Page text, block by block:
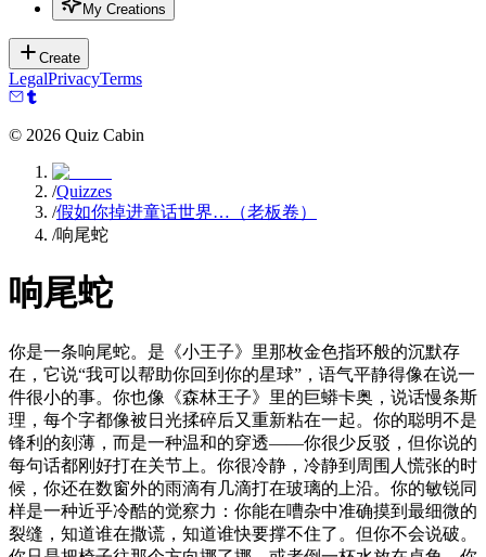
My Creations
Create
LegalPrivacyTerms
© 2026 Quiz Cabin
/Quizzes
/假如你掉进童话世界…（老板卷）
/响尾蛇
响尾蛇
你是一条响尾蛇。是《小王子》里那枚金色指环般的沉默存
在，它说“我可以帮助你回到你的星球”，语气平静得像在说一
件很小的事。你也像《森林王子》里的巨蟒卡奥，说话慢条斯
理，每个字都像被日光揉碎后又重新粘在一起。你的聪明不是
锋利的刻薄，而是一种温和的穿透——你很少反驳，但你说的
每句话都刚好打在关节上。你很冷静，冷静到周围人慌张的时
候，你还在数窗外的雨滴有几滴打在玻璃的上沿。你的敏锐同
样是一种近乎冷酷的觉察力：你能在嘈杂中准确摸到最细微的
裂缝，知道谁在撒谎，知道谁快要撑不住了。但你不会说破。